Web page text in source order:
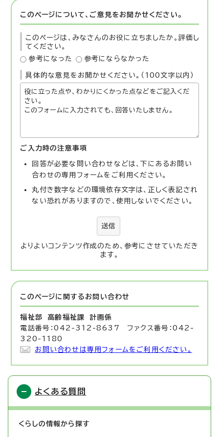
このページについて、ご意見をお聞かせください。
このページは、みなさんのお役に立ちましたか。評価し
てください。
参考になった
参考にならなかった
具体的な意見をお聞かせください。（100文字以内）
ご入力時の注意事項
回答が必要な問い合わせなどは、下にあるお問い
合わせの専用フォームをご利用ください。
丸付き数字などの環境依存文字は、正しく表記され
ない恐れがありますので、使用しないでください。
送信
よりよいコンテンツ作成のため、参考にさせていただき
ます。
このページに関する お問い合わせ
福祉部 高齢福祉課 計画係
電話番号：042-312-8637 ファクス番号：042-
320-1180
お問い合わせは専用フォームをご利用ください。
よくある質問
くらしの情報から探す